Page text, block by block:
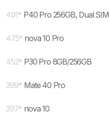
491* P40 Pro 256GB, Dual SIM
475* nova 10 Pro
452* P30 Pro 8GB/256GB
399* Mate 40 Pro
397* nova 10